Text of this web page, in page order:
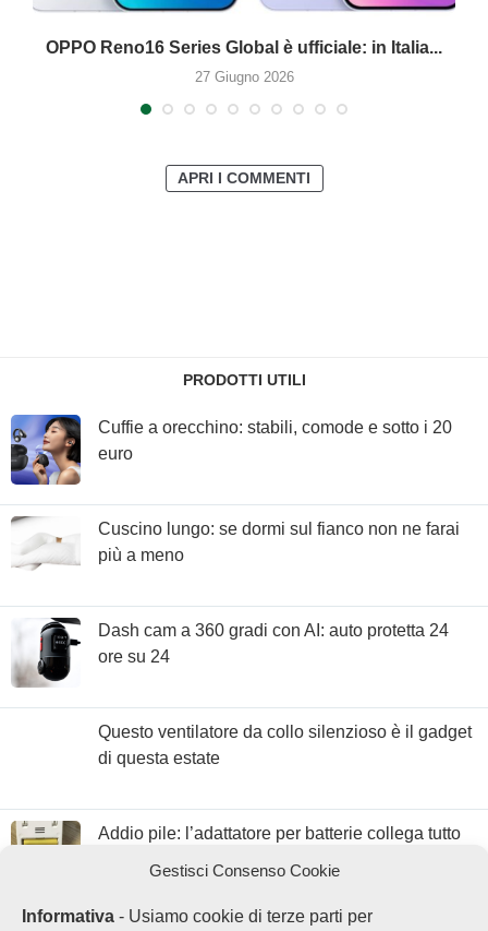
Gestisci Consenso Cookie
Informativa - Usiamo cookie di terze parti per
OPPO Reno16 Series Global è ufficiale: in Italia...
27 Giugno 2026
APRI I COMMENTI
PRODOTTI UTILI
Cuffie a orecchino: stabili, comode e sotto i 20
euro
Cuscino lungo: se dormi sul fianco non ne farai
più a meno
Dash cam a 360 gradi con AI: auto protetta 24
ore su 24
Questo ventilatore da collo silenzioso è il gadget
di questa estate
Addio pile: l’adattatore per batterie collega tutto